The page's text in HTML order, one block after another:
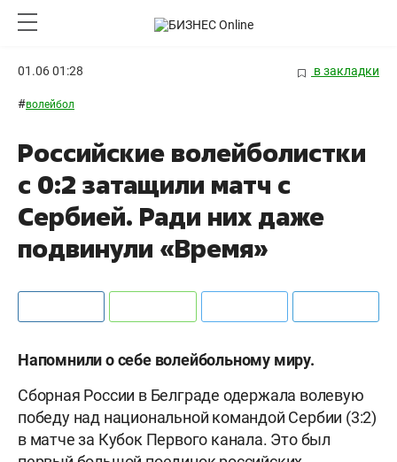
01.06 01:28 в закладки
#волейбол
Российские волейболистки
с 0:2 затащили матч с
Сербией. Ради них даже
подвинули «Время»
Напомнили о себе волейбольному миру.
Сборная России в Белграде одержала волевую
победу над национальной командой Сербии (3:2)
в матче за Кубок Первого канала. Это был